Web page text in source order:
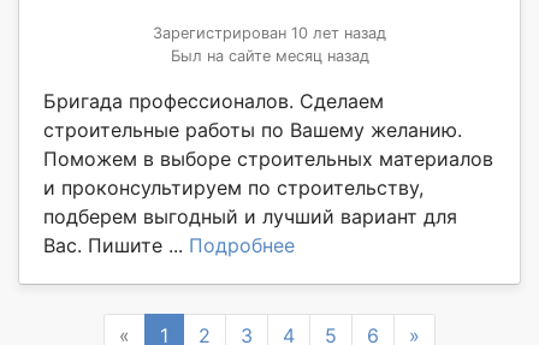
Зарегистрирован 10 лет назад
Был на сайте месяц назад
Бригада профессионалов. Сделаем
строительные работы по Вашему желанию.
Поможем в выборе строительных материалов
и проконсультируем по строительству,
подберем выгодный и лучший вариант для
Вас. Пишите ... Подробнее
« Previous
1 2 3 4 5 6 »